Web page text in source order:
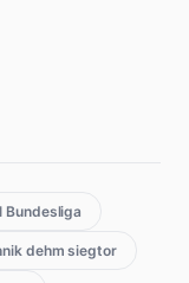
Bundesliga
dehm siegtor